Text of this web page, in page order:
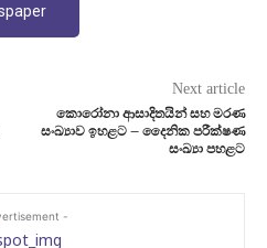
Next article
කොරෝනා ආසාදිතයින් සහ මරණ
සංඛ්‍යාව ඉහළට – දෛනික පරීක්ෂණ
සංඛ්‍යා පහළට
-